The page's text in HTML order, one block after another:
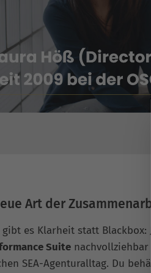
Art der
gibt es Klarheit statt Blackbox:
Suite nachvollziehbar
SEA-Agenturalltag. Du